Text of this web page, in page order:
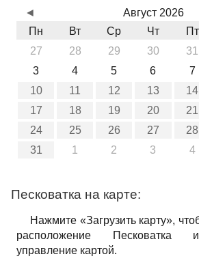
Август 2026
Пн
Вт Ср Чт Пт
27
28 29 30 31
3
4 5 6 7
10
11 12 13 14
17
18 19 20 21
24
25 26 27 28
31
1 2 3 4
◄
Песковатка на карте:
Нажмите «Загрузить карту»,
расположение Песковатка
управление картой.